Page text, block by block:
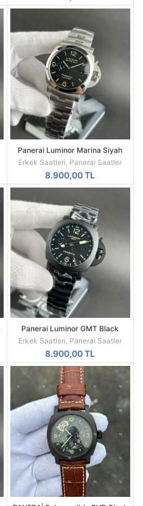
Panerai Luminor Marina Siyah
Kadran Otomatik Erkek Saat
Erkek Saatleri Panerai Saatler
8.900,00TL
Panerai Luminor GMT Black
Ceramica Otomatik Erkek Saat
Erkek Saatleri, Panerai Saatler
8.900,00TL